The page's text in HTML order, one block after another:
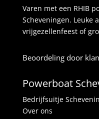
Varen met een RHIB
Scheveningen. Leuke
vrijgezellenfeest of
Beoordeling door
Powerboat
Bedrijfsuitje
Over ons